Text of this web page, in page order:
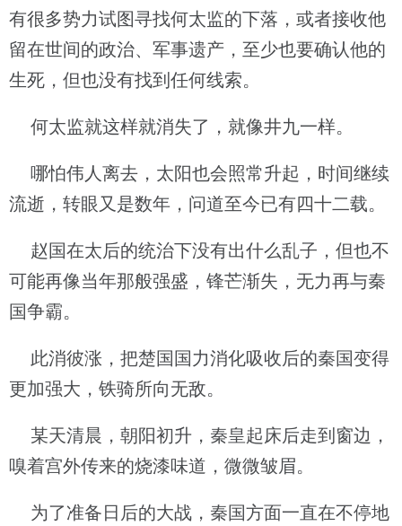
有很多势力试图寻找何太监的下落，或者接收他
留在世间的政治、军事遗产，至少也要确认他的
生死，但也没有找到任何线索。
何太监就这样就消失了，就像井九一样。
哪怕伟人离去，太阳也会照常升起，时间继续
流逝，转眼又是数年，问道至今已有四十二载。
赵国在太后的统治下没有出什么乱子，但也不
可能再像当年那般强盛，锋芒渐失，无力再与秦
国争霸。
此消彼涨，把楚国国力消化吸收后的秦国变得
更加强大，铁骑所向无敌。
某天清晨，朝阳初升，秦皇起床后走到窗边，
嗅着宫外传来的烧漆味道，微微皱眉。
为了准备日后的大战，秦国方面一直在不停地